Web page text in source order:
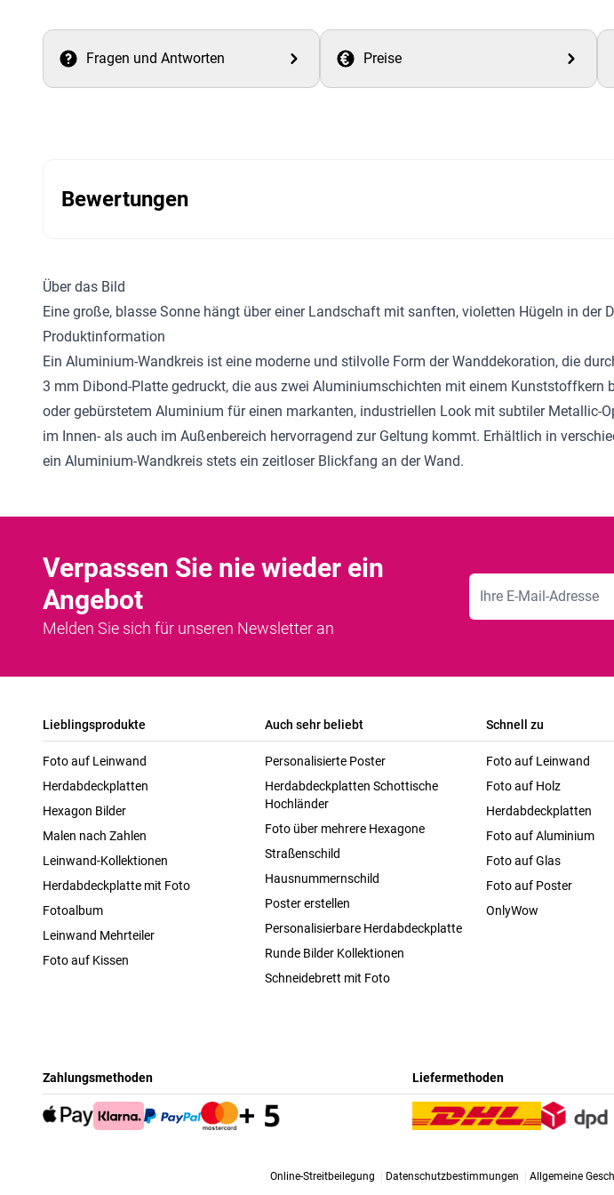
Fragen und Antworten Preise
Bewertungen
Über das Bild
Eine große, blasse Sonne hängt über einer Landschaft mit sanften, violetten Hügeln in der
Produktinformation
Ein Aluminium-Wandkreis ist eine moderne und stilvolle Form der Wanddekoration, die
3 mm Dibond-Platte gedruckt, die aus zwei Aluminiumschichten mit einem
oder gebürstetem Aluminium für einen markanten, industriellen Look mit subtiler
im Innen- als auch im Außenbereich hervorragend zur Geltung kommt. Erhältlich in
ein Aluminium-Wandkreis stets ein zeitloser Blickfang an der Wand.
Verpassen Sie nie wieder ein
Angebot
Melden Sie sich für unseren Newsletter an
E-Mailadresse
Lieblingsprodukte
Foto auf Leinwand
Herdabdeckplatten
Hexagon Bilder
Malen nach Zahlen
Leinwand-Kollektionen
Herdabdeckplatte mit Foto
Fotoalbum
Leinwand Mehrteiler
Foto auf Kissen
Auch sehr beliebt
Personalisierte Poster
Herdabdeckplatten Schottische
Hochländer
Foto über mehrere Hexagone
Straßenschild
Hausnummernschild
Poster erstellen
Personalisierbare Herdabdeckplatte
Runde Bilder Kollektionen
Schneidebrett mit Foto
Schnell zu
Foto auf Leinwand
Foto auf Holz
Herdabdeckplatten
Foto auf Aluminium
Foto auf Glas
Foto auf Poster
OnlyWow
Zahlungsmethoden Liefermethoden
Online-Streitbeilegung Datenschutzbestimmungen Allgemeine